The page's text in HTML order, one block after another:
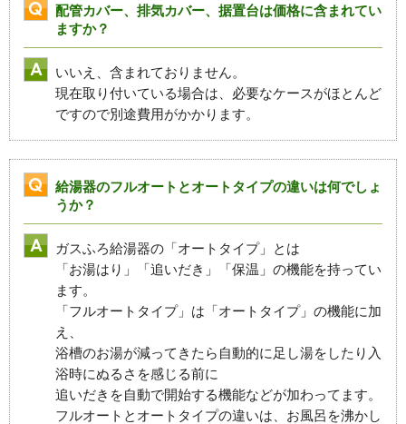
配管カバー、排気カバー、据置台は価格に含まれてい
ますか？
いいえ、含まれておりません。
現在取り付いている場合は、必要なケースがほとんど
ですので別途費用がかかります。
給湯器のフルオートとオートタイプの違いは何でしょ
うか？
ガスふろ給湯器の「オートタイプ」とは
「お湯はり」「追いだき」「保温」の機能を持ってい
ます。
「フルオートタイプ」は「オートタイプ」の機能に加
え、
浴槽のお湯が減ってきたら自動的に足し湯をしたり入
浴時にぬるさを感じる前に
追いだきを自動で開始する機能などが加わってます。
フルオートとオートタイプの違いは、お風呂を沸かし